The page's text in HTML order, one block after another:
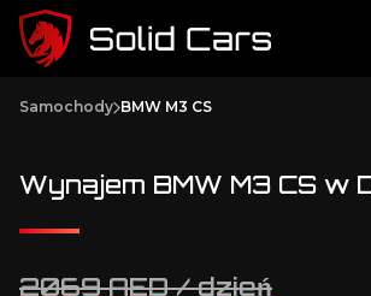
Samochody BMW M3 CS
Wynajem BMW M3 CS w
2069 AED / dzień